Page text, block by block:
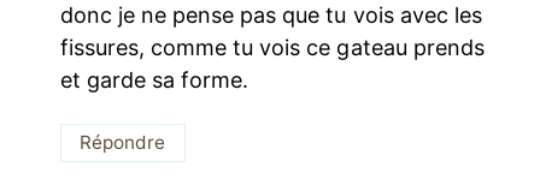
donc je ne pense pas que tu vois avec les
fissures, comme tu vois ce gateau prends
et garde sa forme.
Répondre